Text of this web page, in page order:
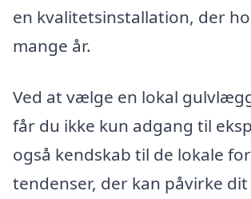
en kvalitetsinstallation, der
mange år.
Ved at vælge en lokal
får du ikke kun adgang til
også kendskab til de lokale
tendenser, der kan påvirke dit